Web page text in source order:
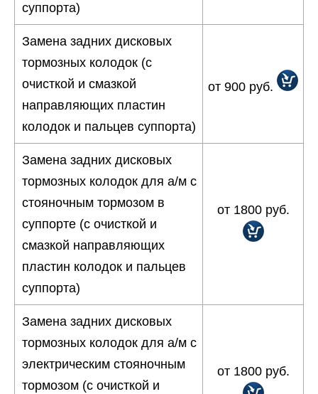
суппорта)
Замена задних дисковых
тормозных колодок (с
очисткой и смазкой
направляющих пластин
колодок и пальцев суппорта)
от 900 руб.
Замена задних дисковых
тормозных колодок для а/м с
стояночным тормозом в
суппорте (с очисткой и
смазкой направляющих
пластин колодок и пальцев
суппорта)
от 1800 руб.
Замена задних дисковых
тормозных колодок для а/м с
электрическим стояночным
тормозом (с очисткой и
от 1800 руб.